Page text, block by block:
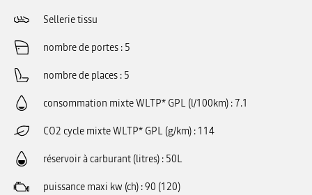
Sellerie tissu
nombre de portes 5
nombre de places 5
consommation mixte WLTP* GPL (l/100km) 7.1
CO2 cycle mixte WLTP* GPL (g/km) 114
réservoir à carburant (litres) 50L
puissance maxi kw (ch) 90 (120)